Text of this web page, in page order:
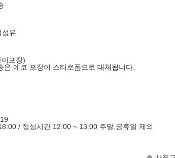
섬유
포장)
은 에코 포장이 스티로폼으로 대체됩니다.
/ 점심시간 12:00 ~ 13:00 주말,공휴일 제외